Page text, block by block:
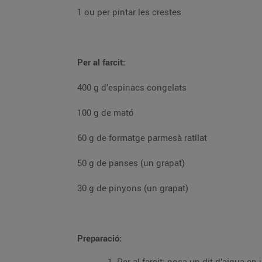
1 ou per pintar les crestes
Per al farcit:
400 g d’espinacs congelats
100 g de mató
60 g de formatge parmesà ratllat
50 g de panses (un grapat)
30 g de pinyons (un grapat)
Preparació: